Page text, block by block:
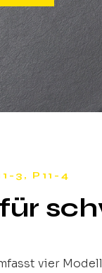
3, P11-4
vier